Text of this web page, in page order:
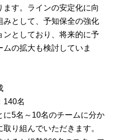
ます。ラインの安定化に向
みとして、予知保全の強化
ンとしており、将来的に予
ムの拡大も検討していま
140名
に5名～10名のチームに分か
取り組んでいただきます。